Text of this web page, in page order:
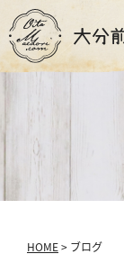
HOME> ブログ